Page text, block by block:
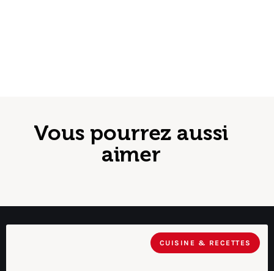
Vous pourrez aussi
aimer
CUISINE & RECETTES